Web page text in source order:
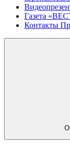
Газета
Контакты